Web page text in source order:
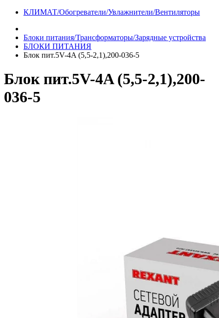
КЛИМАТ/Обогреватели/Увлажнители/Вентиляторы
Блоки питания/Трансформаторы/Зарядные устройства
БЛОКИ ПИТАНИЯ
Блок пит.5V-4A (5,5-2,1),200-036-5
Блок пит.5V-4A (5,5-2,1),200-
036-5